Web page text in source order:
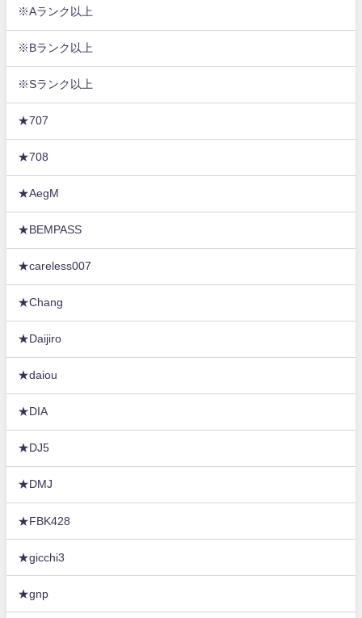
※Aランク以上
※Bランク以上
※Sランク以上
★707
★708
★AegM
★BEMPASS
★careless007
★Chang
★Daijiro
★daiou
★DIA
★DJ5
★DMJ
★FBK428
★gicchi3
★gnp